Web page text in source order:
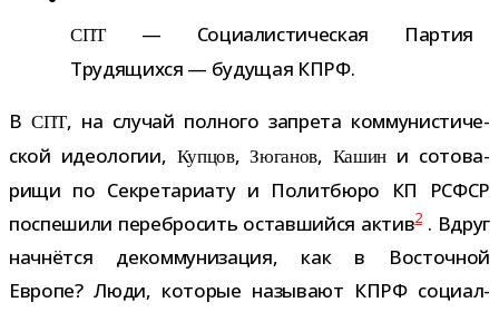
СПТ— Социалистическая Партия
Трудящихся — буду­щая КПРФ.
ВСПТ, на слу­чай пол­ного запрета ком­му­ни­сти­че­
ской идео­ло­гии, Купцов,Зюганов, Кашин и сото­ва­
рищи по Секретариату и Политбюро КП РСФСР
поспе­шили пере­бро­сить остав­шийся актив2. Вдруг
нач­нётся деком­му­ни­за­ция, как в Восточной
Европе? Люди, кото­рые назы­вают КПРФ социал-​